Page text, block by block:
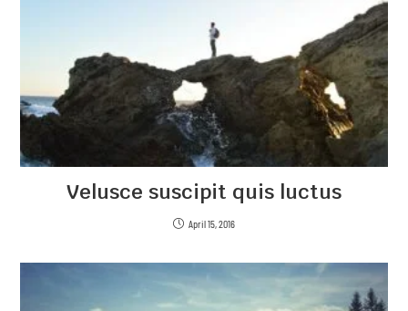
Velusce suscipit quis luctus
April 15, 2016